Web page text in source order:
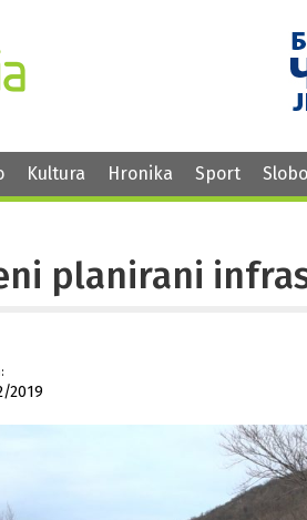
Kultura Hronika Sport
planirani
2019